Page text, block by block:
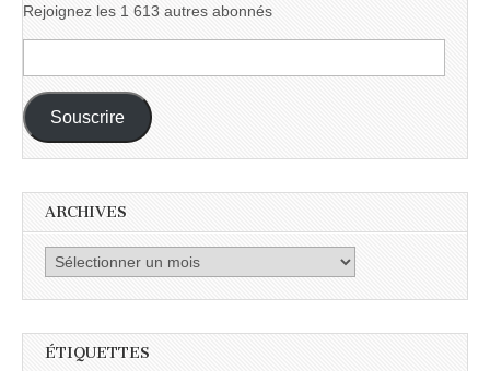
Rejoignez les 1 613 autres abonnés
e-
mail :
Souscrire
ARCHIVES
Archives
ÉTIQUETTES